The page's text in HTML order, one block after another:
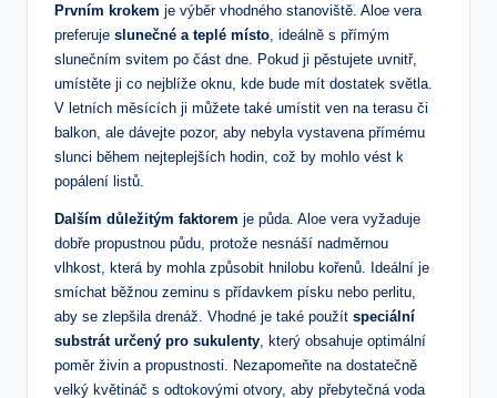
Prvním krokem je výběr vhodného stanoviště. Aloe vera
preferuje slunečné a teplé místo, ideálně s přímým
slunečním svitem po část dne. Pokud ji pěstujete uvnitř,
umístěte ji co nejblíže oknu, kde bude mít dostatek světla.
V letních měsících ji můžete také umístit ven na terasu či
balkon, ale dávejte pozor, aby nebyla vystavena přímému
slunci během nejteplejších hodin, což by mohlo vést k
popálení listů.
Dalším důležitým faktorem je půda. Aloe vera vyžaduje
dobře propustnou půdu, protože nesnáší nadměrnou
vlhkost, která by mohla způsobit hnilobu kořenů. Ideální je
smíchat běžnou zeminu s přídavkem písku nebo perlitu,
aby se zlepšila drenáž. Vhodné je také použít speciální
substrát určený pro sukulenty, který obsahuje optimální
poměr živin a propustnosti. Nezapomeňte na dostatečně
velký květináč s odtokovými otvory, aby přebytečná voda